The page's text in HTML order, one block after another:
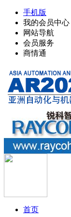
手机版
我的会员中心
网站导航
会员服务
商情通
首页